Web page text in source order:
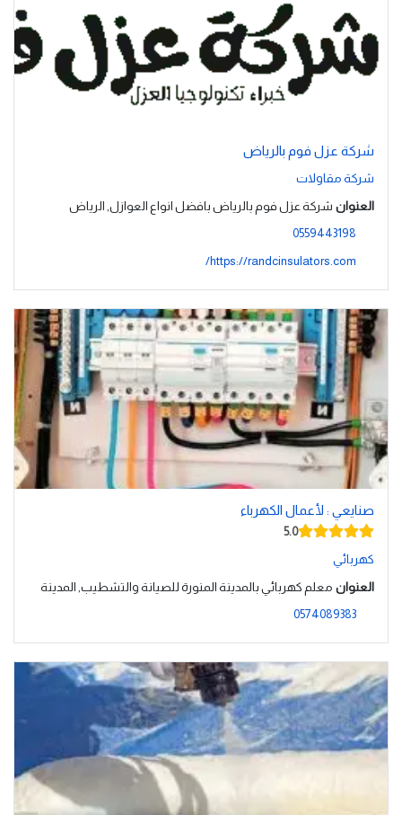
شركة عزل فوم بالرياض
شركة مقاولات
العنوان شركة عزل فوم بالرياض بافضل انواع العوازل, الرياض
0559443198
https://randcinsulators.com/
صنايعي : لأعمال الكهرباء
5.0
كهربائي
العنوان معلم كهربائي بالمدينة المنورة للصيانة والتشطيب, المدينة
0574089383